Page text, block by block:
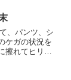
、パンツ、シ
ケガの状況を
れてヒリヒ